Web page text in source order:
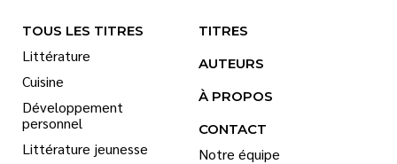
TOUS LES TITRES
Littérature
Cuisine
Développement
personnel
Littérature jeunesse
TITRES
AUTEURS
À PROPOS
CONTACT
Notre équipe